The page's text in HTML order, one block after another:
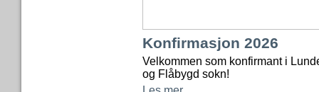
Konfirmasjon 2026
Velkommen som konfirmant i
og Flåbygd sokn!